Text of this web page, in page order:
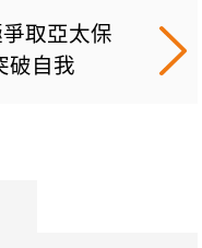
取亞太保
破自我